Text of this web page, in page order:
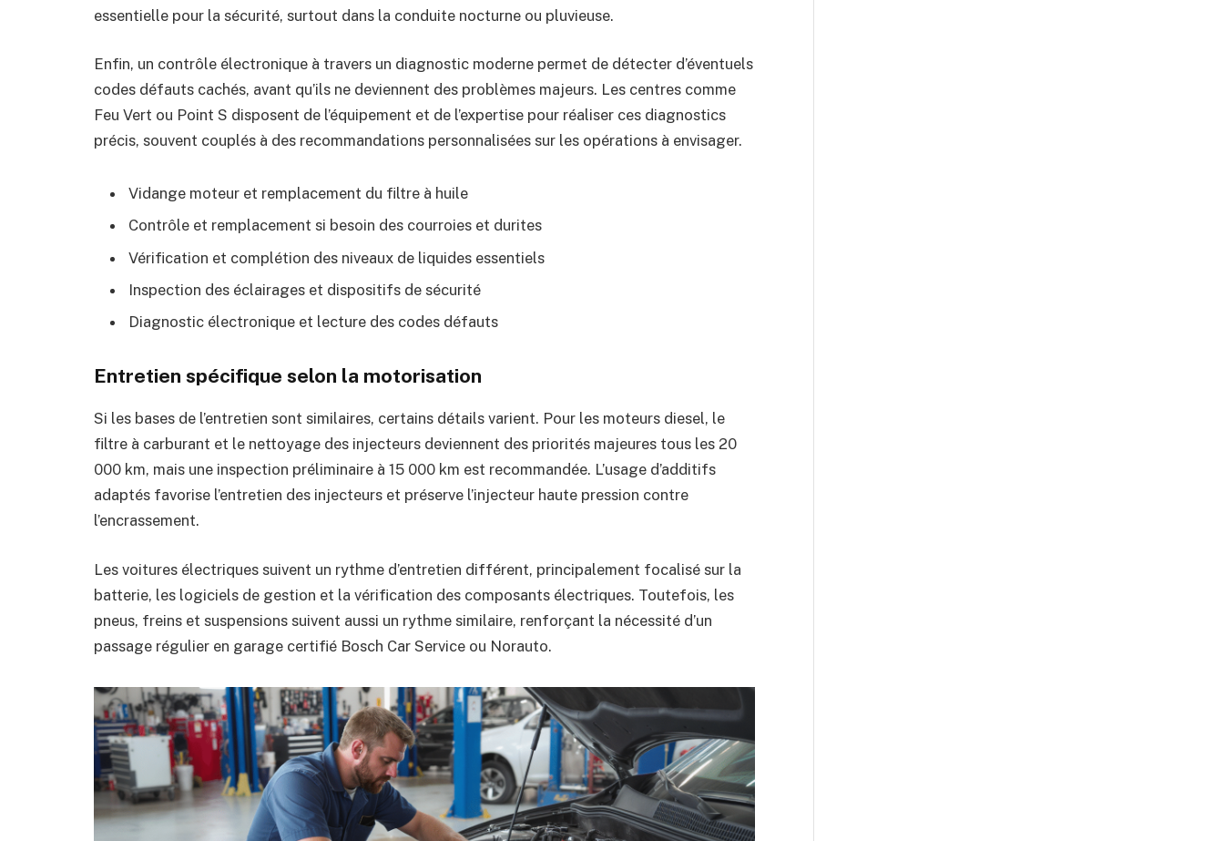
essentielle pour la sécurité, surtout dans la conduite nocturne ou pluvieuse.
Enfin, un contrôle électronique à travers un diagnostic moderne permet de détecter d’éventuels
codes défauts cachés, avant qu’ils ne deviennent des problèmes majeurs. Les centres comme
Feu Vert ou Point S disposent de l’équipement et de l’expertise pour réaliser ces diagnostics
précis, souvent couplés à des recommandations personnalisées sur les opérations à envisager.
Vidange moteur et remplacement du filtre à huile
Contrôle et remplacement si besoin des courroies et durites
Vérification et complétion des niveaux de liquides essentiels
Inspection des éclairages et dispositifs de sécurité
Diagnostic électronique et lecture des codes défauts
Entretien spécifique selon la motorisation
Si les bases de l’entretien sont similaires, certains détails varient. Pour les moteurs diesel, le
filtre à carburant et le nettoyage des injecteurs deviennent des priorités majeures tous les 20
000 km, mais une inspection préliminaire à 15 000 km est recommandée. L’usage d’additifs
adaptés favorise l’entretien des injecteurs et préserve l’injecteur haute pression contre
l’encrassement.
Les voitures électriques suivent un rythme d’entretien différent, principalement focalisé sur la
batterie, les logiciels de gestion et la vérification des composants électriques. Toutefois, les
pneus, freins et suspensions suivent aussi un rythme similaire, renforçant la nécessité d’un
passage régulier en garage certifié Bosch Car Service ou Norauto.